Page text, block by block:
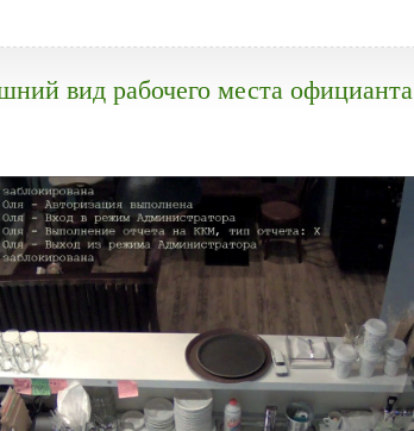
вид рабочего места официанта